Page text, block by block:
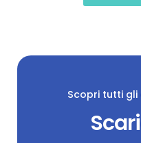
Scopri tutti gli